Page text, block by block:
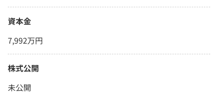
資本金
7,992万円
株式公開
未公開